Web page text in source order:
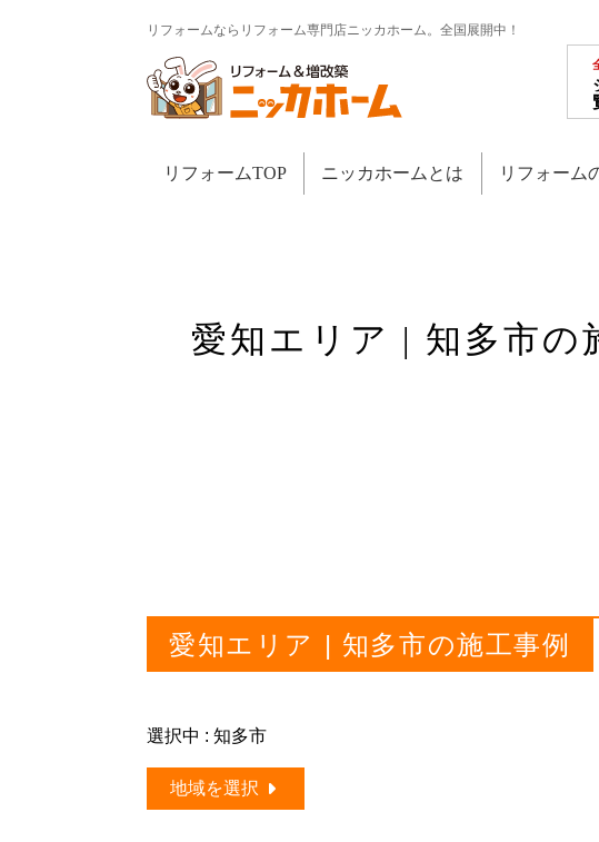
リフォームならリフォーム専門店ニッカホーム。全国展開中！
リフォームTOP ニッカホームとは リフォーム
愛知エリア | 知多市の
愛知エリア | 知多市の施工事例
選択中 : 知多市
地域を選択